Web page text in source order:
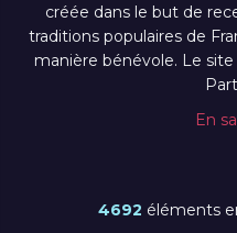
créée dans le but de
traditions populaires de
manière bénévole. Le
En
4692 éléments